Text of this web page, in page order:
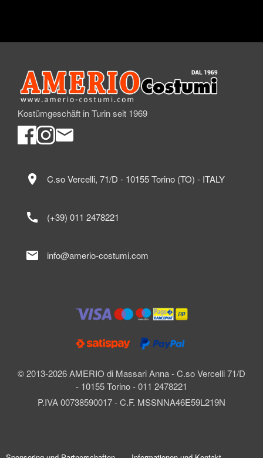
Kostümgeschäft in Turin seit 1969
© 2013-2026 AMERIO di Massari Anna - C.so Vercelli 71/D
- 10155 Torino - 011 2478221
P.IVA 00738590017 - C.F. MSSNNA46E59L219N
location_on C.so Vercelli, 71/D - 10155 Torino (TO) - ITALY
call (+39) 011 2478221
mail info@amerio-costumi.com